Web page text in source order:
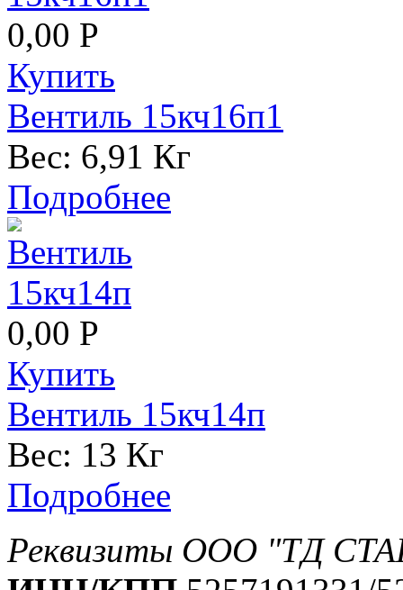
0,00 Р
Купить
Вентиль 15кч16п1
Вес: 6,91 Кг
Подробнее
0,00 Р
Купить
Вентиль 15кч14п
Вес: 13 Кг
Подробнее
Реквизиты ООО "ТД